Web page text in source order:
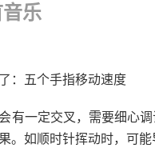
乐
：五个手指移动速度
有一定交叉，需要细心
。如顺时针挥动时，可能